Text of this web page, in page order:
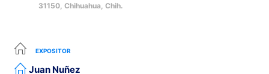
31150, Chihuahua, Chih.
EXPOSITOR
Juan Nuñez